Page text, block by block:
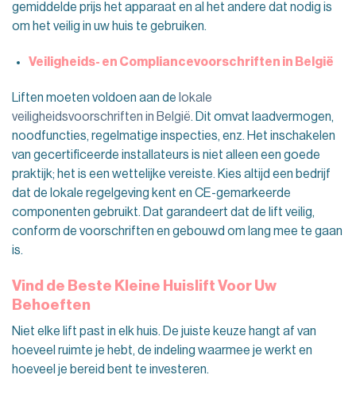
gemiddelde prijs het apparaat en al het andere dat nodig is
om het veilig in uw huis te gebruiken.
Veiligheids- en Compliancevoorschriften in België
Liften moeten voldoen aan de lokale
veiligheidsvoorschriften in België. Dit omvat laadvermogen,
noodfuncties, regelmatige inspecties, enz. Het inschakelen
van gecertificeerde installateurs is niet alleen een goede
praktijk; het is een wettelijke vereiste. Kies altijd een bedrijf
dat de lokale regelgeving kent en CE-gemarkeerde
componenten gebruikt. Dat garandeert dat de lift veilig,
conform de voorschriften en gebouwd om lang mee te gaan
is.
Vind de Beste Kleine Huislift Voor Uw
Behoeften
Niet elke lift past in elk huis. De juiste keuze hangt af van
hoeveel ruimte je hebt, de indeling waarmee je werkt en
hoeveel je bereid bent te investeren.